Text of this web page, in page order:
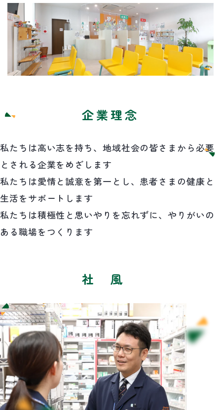
企業理念
私たちは高い志を持ち、地域社会の皆さまから必要
とされる企業をめざします
私たちは愛情と誠意を第一とし、患者さまの健康と
生活をサポートします
私たちは積極性と思いやりを忘れずに、やりがいの
ある職場をつくります
社風